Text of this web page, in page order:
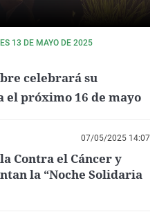
13 DE MAYO DE 2025
celebrará su
próximo 16 de mayo
07/05/2025 14:07
Contra el Cáncer y
la “Noche Solidaria